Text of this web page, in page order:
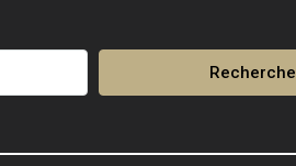
Recherche